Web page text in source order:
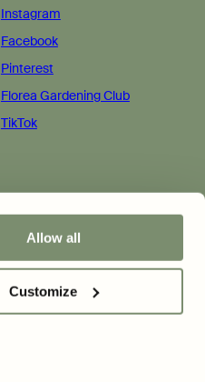
Allow all
Customize
Instagram
Facebook
Pinterest
Florea Gardening Club
TikTok
Florea Seeds AB